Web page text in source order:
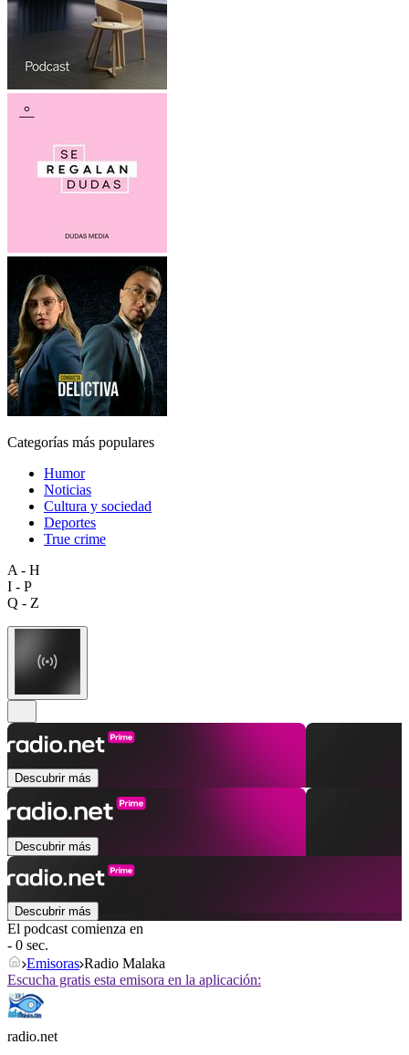
Categorías más populares
Humor
Noticias
Cultura y sociedad
Deportes
True crime
A - H
I - P
Q - Z
Descubrir más
Descubrir más
Descubrir más
El podcast comienza en
- 0 sec.
Emisoras Radio Malaka
Escucha gratis esta emisora en la aplicación:
radio.net